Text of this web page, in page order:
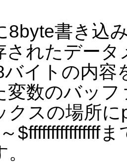
8byte書き込
されたデー
バイトの内容
変数のバッ
クスの場所
$ffffffffffffffff